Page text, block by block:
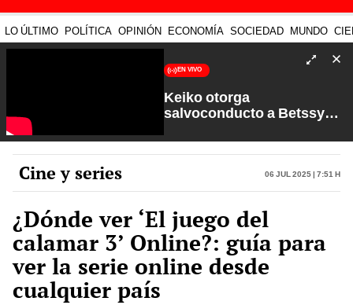
LO ÚLTIMO POLÍTICA OPINIÓN ECONOMÍA SOCIEDAD MUNDO
EN VIVO
Keiko otorga
salvoconducto a Betssy
Petroperú | Sin Guion con
Rosa María Palacios
Cine y series 06 Jul 2025 | 7:51 h
¿Dónde ver ‘El juego del
calamar 3’ Online?: guía para
ver la serie online desde
cualquier país